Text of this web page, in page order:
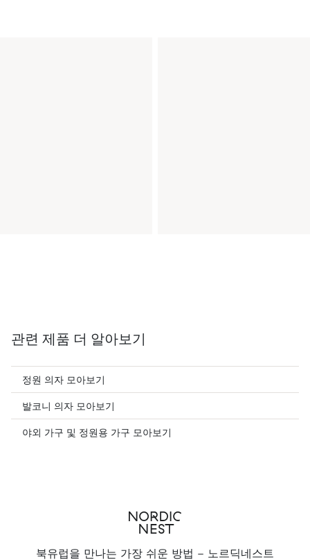
관련 제품 더 알아보기
정원 의자 모아보기
발코니 의자 모아보기
야외 가구 및 정원용 가구 모아보기
북유럽을 만나는 가장 쉬운 방법 - 노르딕네스트